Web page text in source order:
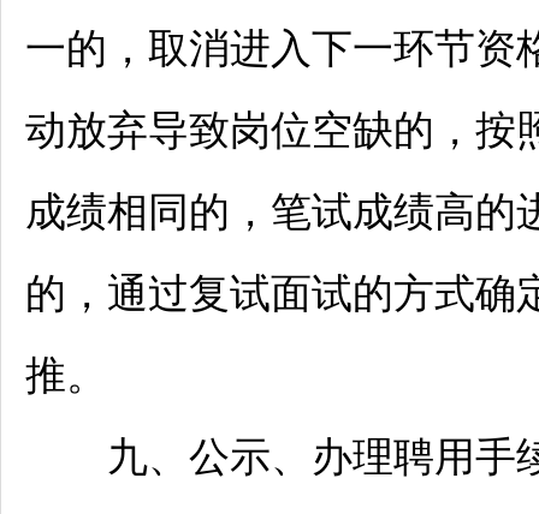
一的，取消进入下一环节资
动放弃导致岗位空缺的，按
成绩相同的，笔试成绩高的
的，通过复试面试的方式确
推。
九、公示、办理聘用手